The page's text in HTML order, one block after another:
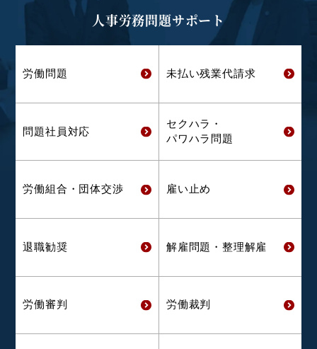
人事労務問題サポート
労働問題 未払い残業代請求
問題社員対応
セクハラ・
パワハラ問題
労働組合・ 団体交渉 雇い止め
退職勧奨 解雇問題・ 整理解雇
労働審判 労働裁判